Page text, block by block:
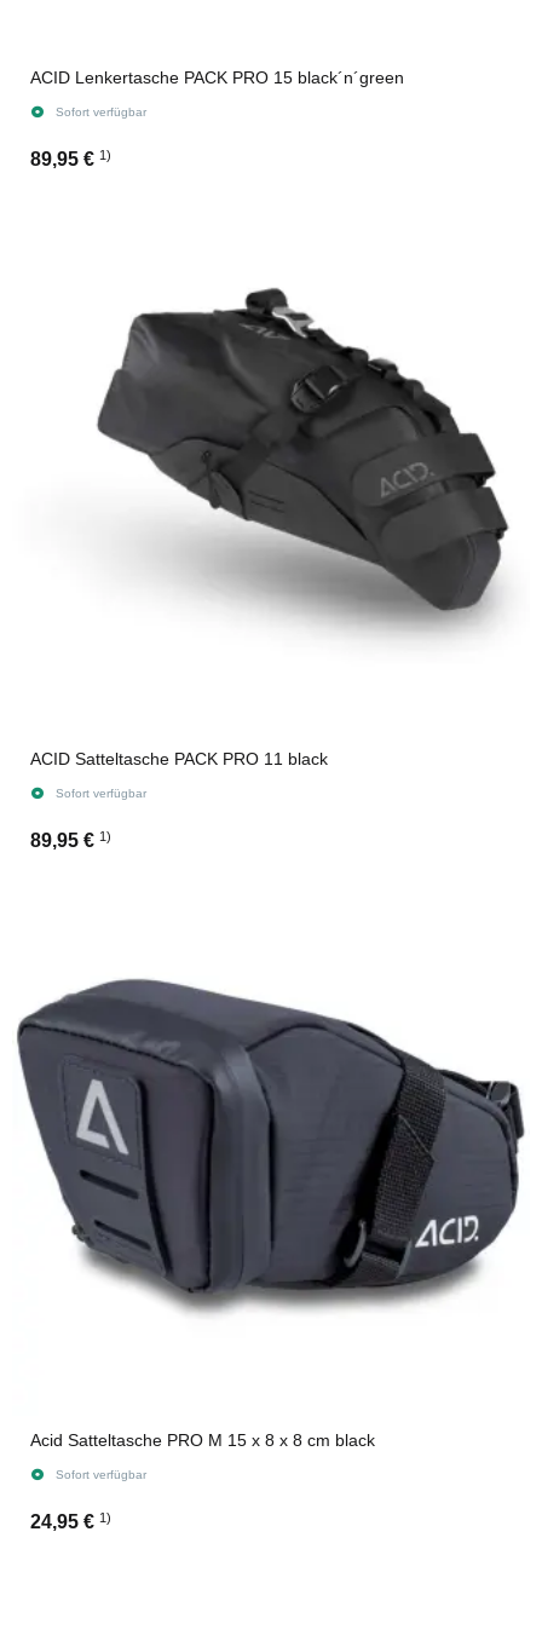
ACID Lenkertasche PACK PRO 15 black´n´green
Sofort verfügbar
89,95 € 1)
ACID Satteltasche PACK PRO 11 black
Sofort verfügbar
89,95 € 1)
Acid Satteltasche PRO M 15 x 8 x 8 cm black
Sofort verfügbar
24,95 € 1)